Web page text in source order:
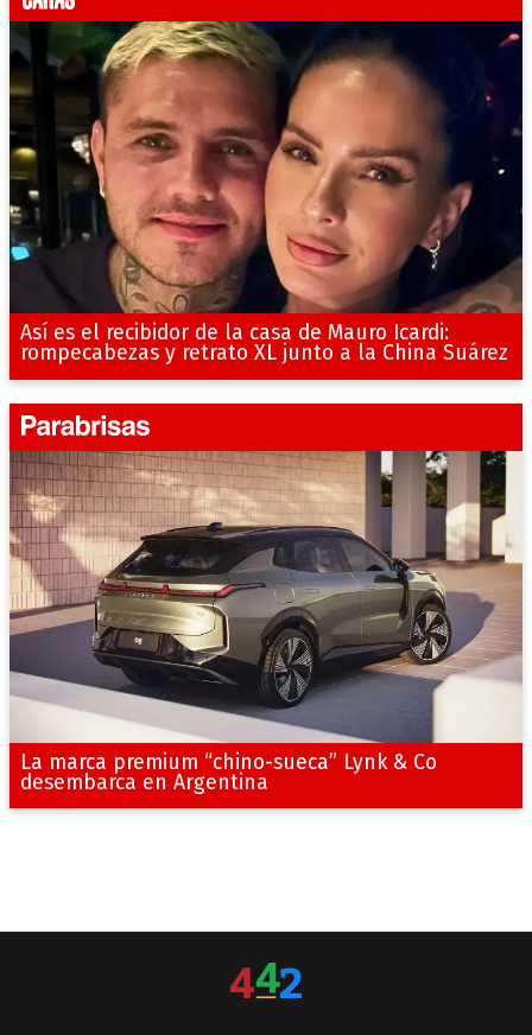
Así es el recibidor de la casa de Mauro Icardi:
rompecabezas y retrato XL junto a la China Suárez
La marca premium “chino-sueca” Lynk & Co
desembarca en Argentina